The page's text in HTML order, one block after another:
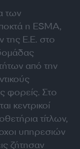
των
η ESMA,
της Ε.Ε. στο
από την
φορείς. Στο
κεντρικοί
τίτλων,
υπηρεσιών
ζήτησαν